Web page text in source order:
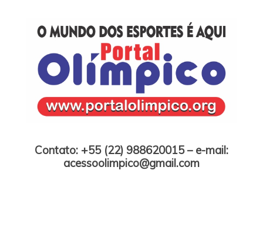
Contato: +55 (22) 988620015 – e-mail:
acessoolimpico@gmail.com